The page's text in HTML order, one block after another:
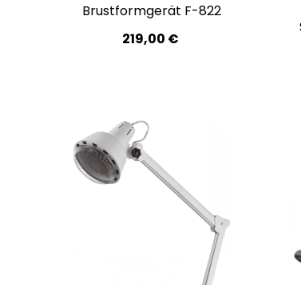
Brustformgerät F-822
219,00 €